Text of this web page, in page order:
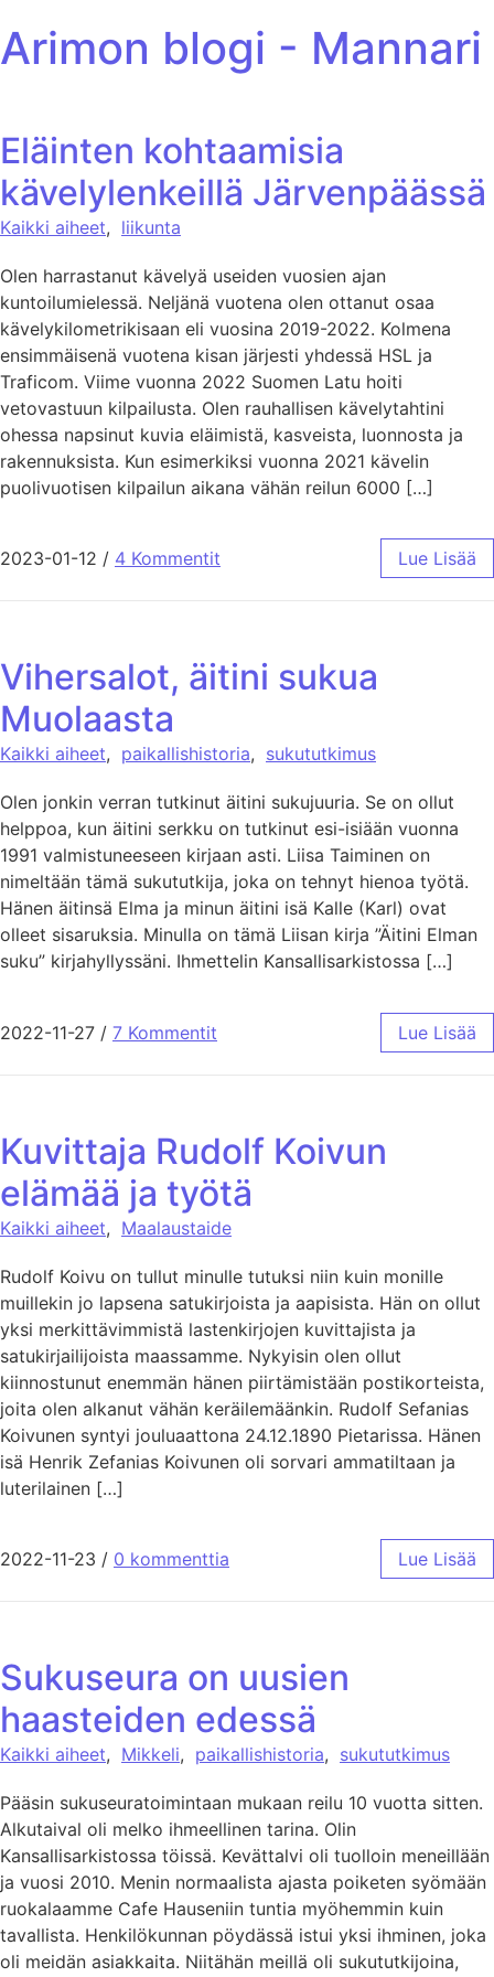
Arimon blogi - Mannari
Eläinten kohtaamisia
kävelylenkeillä Järvenpäässä
Kaikki aiheet, liikunta
Olen harrastanut kävelyä useiden vuosien ajan
kuntoilumielessä. Neljänä vuotena olen ottanut osaa
kävelykilometrikisaan eli vuosina 2019-2022. Kolmena
ensimmäisenä vuotena kisan järjesti yhdessä HSL ja
Traficom. Viime vuonna 2022 Suomen Latu hoiti
vetovastuun kilpailusta. Olen rauhallisen kävelytahtini
ohessa napsinut kuvia eläimistä, kasveista, luonnosta ja
rakennuksista. Kun esimerkiksi vuonna 2021 kävelin
puolivuotisen kilpailun aikana vähän reilun 6000 […]
2023-01-12 / 4 Kommentit Lue Lisää
Vihersalot, äitini sukua
Muolaasta
Kaikki aiheet, paikallishistoria, sukututkimus
Olen jonkin verran tutkinut äitini sukujuuria. Se on ollut
helppoa, kun äitini serkku on tutkinut esi-isiään vuonna
1991 valmistuneeseen kirjaan asti. Liisa Taiminen on
nimeltään tämä sukututkija, joka on tehnyt hienoa työtä.
Hänen äitinsä Elma ja minun äitini isä Kalle (Karl) ovat
olleet sisaruksia. Minulla on tämä Liisan kirja ”Äitini Elman
suku” kirjahyllyssäni. Ihmettelin Kansallisarkistossa […]
2022-11-27 / 7 Kommentit Lue Lisää
Kuvittaja Rudolf Koivun
elämää ja työtä
Kaikki aiheet, Maalaustaide
Rudolf Koivu on tullut minulle tutuksi niin kuin monille
muillekin jo lapsena satukirjoista ja aapisista. Hän on ollut
yksi merkittävimmistä lastenkirjojen kuvittajista ja
satukirjailijoista maassamme. Nykyisin olen ollut
kiinnostunut enemmän hänen piirtämistään postikorteista,
joita olen alkanut vähän keräilemäänkin. Rudolf Sefanias
Koivunen syntyi jouluaattona 24.12.1890 Pietarissa. Hänen
isä Henrik Zefanias Koivunen oli sorvari ammatiltaan ja
luterilainen […]
2022-11-23 / 0 kommenttia Lue Lisää
Sukuseura on uusien
haasteiden edessä
Kaikki aiheet, Mikkeli, paikallishistoria, sukututkimus
Pääsin sukuseuratoimintaan mukaan reilu 10 vuotta sitten.
Alkutaival oli melko ihmeellinen tarina. Olin
Kansallisarkistossa töissä. Kevättalvi oli tuolloin meneillään
ja vuosi 2010. Menin normaalista ajasta poiketen syömään
ruokalaamme Cafe Hauseniin tuntia myöhemmin kuin
tavallista. Henkilökunnan pöydässä istui yksi ihminen, joka
oli meidän asiakkaita. Niitähän meillä oli sukututkijoina,